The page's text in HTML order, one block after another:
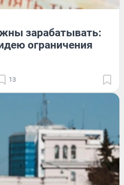
зарабатывать:
ограничения
13